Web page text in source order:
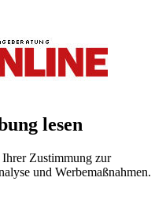
lesen
Zustimmung zur
und Werbemaßnahmen.